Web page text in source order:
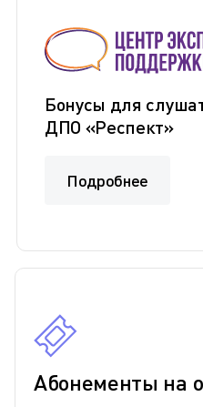
Бонусы для
ДПО «Респект»
Подробнее
Абонементы на